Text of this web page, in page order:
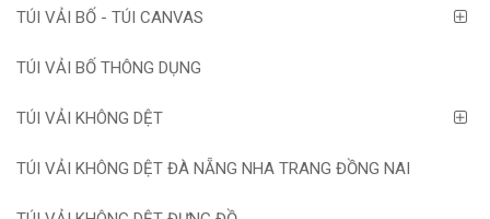
TÚI VẢI BỐ - TÚI CANVAS
TÚI VẢI BỐ THÔNG DỤNG
TÚI VẢI KHÔNG DỆT
TÚI VẢI KHÔNG DỆT ĐÀ NẴNG NHA TRANG ĐỒNG NAI